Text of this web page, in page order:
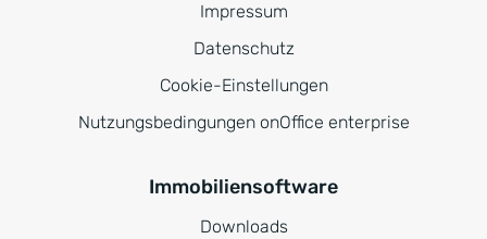
Impressum
Datenschutz
Cookie-Einstellungen
Nutzungsbedingungen onOffice enterprise
Immobiliensoftware
Downloads